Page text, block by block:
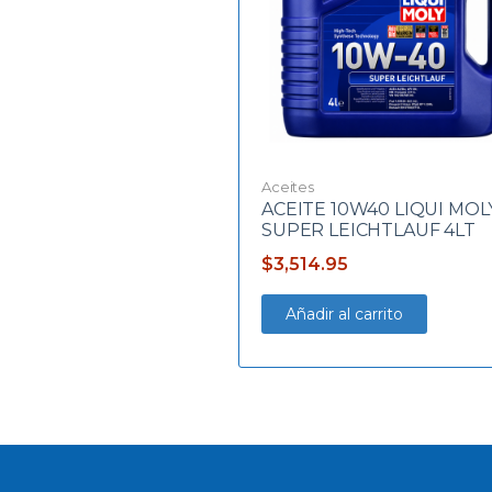
Aceites
ACEITE 10W40 LIQUI
SUPER LEICHTLAUF 4LT
$3,514.95
Añadir al carrito